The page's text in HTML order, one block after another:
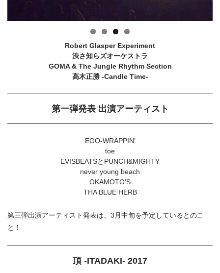
Robert Glasper Experiment
渋さ知らズオーケストラ
GOMA & The Jungle Rhythm Section
高木正勝 -Candle Time-
第一弾発表 出演アーティスト
EGO-WRAPPIN’
toe
EVISBEATSとPUNCH&MIGHTY
never young beach
OKAMOTO’S
THA BLUE HERB
第三弾出演アーティスト発表は、3月中旬を予定しているとのこ
と！
頂 -ITADAKI- 2017